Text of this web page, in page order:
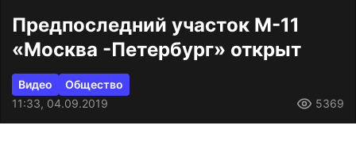
Предпоследний участок М-11
«Москва -Петербург» открыт
Видео
Общество
11:33, 04.09.2019
5369